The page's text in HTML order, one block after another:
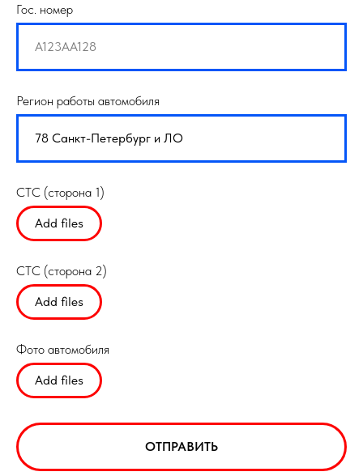
Гос. номер
Регион работы автомобиля
СТС (сторона 1)
Add files
СТС (сторона 2)
Add files
Фото автомобиля
Add files
ОТПРАВИТЬ